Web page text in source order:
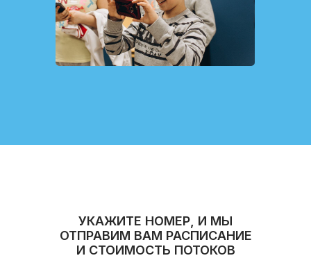
УКАЖИТЕ НОМЕР, И МЫ
ОТПРАВИМ ВАМ РАСПИСАНИЕ
И СТОИМОСТЬ ПОТОКОВ